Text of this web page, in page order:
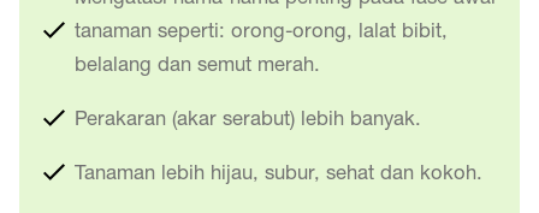
tanaman seperti: orong-orong, lalat bibit,
belalang dan semut merah.
Perakaran (akar serabut) lebih banyak.
Tanaman lebih hijau, subur, sehat dan kokoh.